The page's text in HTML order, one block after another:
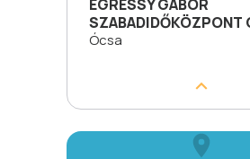
EGRESSY GÁBOR
SZABADIDŐKÖZPONT
Ócsa